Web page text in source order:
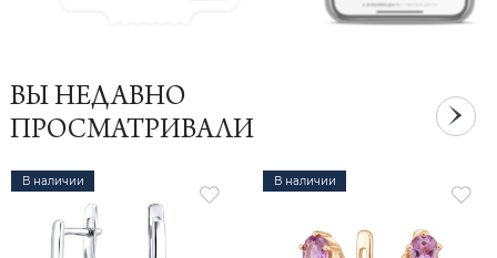
ВЫ НЕДАВНО
ПРОСМАТРИВАЛИ
В наличии В наличии